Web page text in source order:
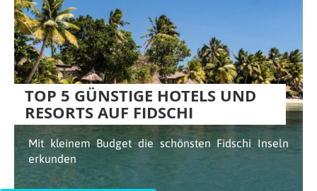
TOP 5 GÜNSTIGE HOTELS UND
RESORTS AUF FIDSCHI
Mit kleinem Budget die schönsten Fidschi Inseln
erkunden